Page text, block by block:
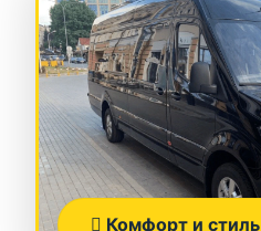
Комфорт и стиль